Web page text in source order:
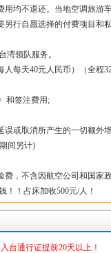
均不退还。当地空调旅游
行自愿选择的付费项目和
领队服务。
每天40元人民币）（全程
和签注费用;
或取消所产生的一切额外
间另计)
，不含因航空公司和国家
！占床加收500元/人！
台通行证提前20天以上！